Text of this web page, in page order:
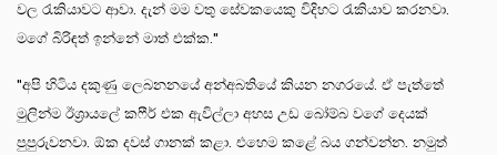
වල රැකියාවට ආවා. දැන් මම වතු සේවකයෙකු විදිහට රැකියාව කරනවා.
මගේ බිරිඳත් ඉන්නේ මාත් එක්ක."
"අපි හිටිය දකුණු ලෙබනනයේ අන්අබතියේ කියන නගරයේ. ඒ පැත්තේ
මුලින්ම ඊශ්‍රායලේ කෆීර් එක ඇවිල්ලා අහස උඩ බෝම්බ වගේ දෙයක්
පුපුරුවනවා. ඕක දවස් ගානක් කළා. එහෙම කළේ බය ගන්වන්න. නමුත්